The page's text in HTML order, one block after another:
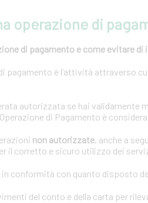
operazione di
di pagamento e come evitare
pagamento è l’attività attraverso
autorizzata se hai validamente
di Pagamento è
non autorizzate, anche a
il corretto e sicuro utilizzo dei
conformità con quanto disposto
del conto e della carta per